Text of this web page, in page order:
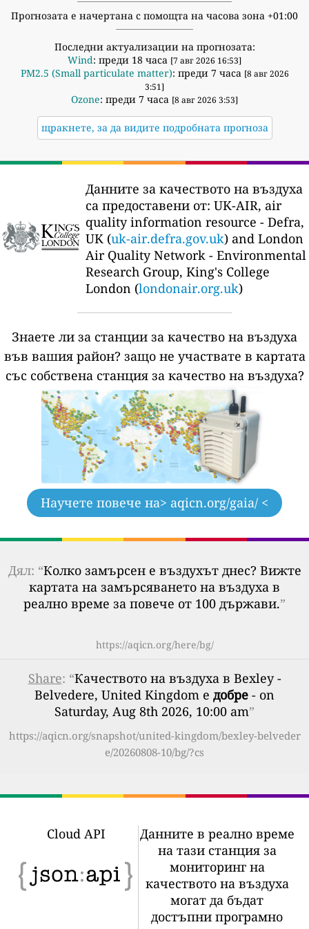
Прогнозата е начертана с помощта на часова зона +01:00
Последни актуализации на прогнозата:
Wind: преди 18 часа [7 авг 2026 16:53]
PM2.5 (Small particulate matter): преди 7 часа [8 авг 2026
3:51]
Ozone: преди 7 часа [8 авг 2026 3:53]
щракнете, за да видите подробната прогноза
Данните за качеството на въздуха
са предоставени от: UK-AIR, air
quality information resource - Defra,
UK (uk-air.defra.gov.uk) and London
Air Quality Network - Environmental
Research Group, King's College
London (londonair.org.uk)
Знаете ли за станции за качество на въздуха
във вашия район? защо не участвате в картата
със собствена станция за качество на въздуха?
Научете повече на> aqicn.org/gaia/ <
Дял: “Колко замърсен е въздухът днес? Вижте
картата на замърсяването на въздуха в
реално време за повече от 100 държави.”
https://aqicn.org/here/bg/
Share: “Качеството на въздуха в Bexley -
Belvedere, United Kingdom е добре - on
Saturday, Aug 8th 2026, 10:00 am”
https://aqicn.org/snapshot/united-kingdom/bexley-belveder
e/20260808-10/bg/?cs
Cloud API
Данните в реално време
на тази станция за
мониторинг на
качеството на въздуха
могат да бъдат
достъпни програмно